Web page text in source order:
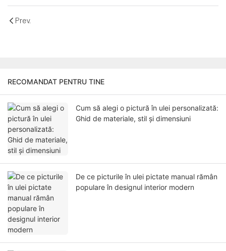
Prev.
RECOMANDAT PENTRU TINE
Cum să alegi o pictură în ulei personalizată:
Ghid de materiale, stil și dimensiuni
De ce picturile în ulei pictate manual rămân
populare în designul interior modern